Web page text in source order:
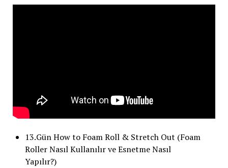
13.Gün How to Foam Roll & Stretch Out (Foam
Roller Nasıl Kullanılır ve Esnetme Nasıl
Yapılır?)